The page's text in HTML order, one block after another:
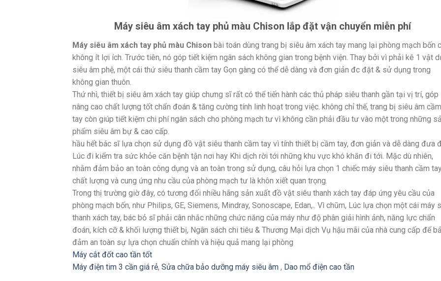
Máy siêu âm xách tay phủ màu Chison lắp đặt vận chuyển miễn phí
Máy siêu âm xách tay phủ màu Chison bài toán dùng trang bị siêu âm xách tay mang lại phòng mạch bốn
không ít lợi ích. Trước tiên, nó góp tiết kiệm ngân sách không gian trong bệnh viện. Thay bởi vì phải kê 1 vật
siêu âm phệ, một cái thứ siêu thanh cầm tay Gọn gàng có thể dễ dàng và đơn giản đc đặt & sử dụng trong
không gian thuôn.
Thứ nhì, thiết bị siêu âm xách tay giúp chưng sĩ rất có thể tiến hành các thủ pháp siêu thanh gần tại vị trí, góp
nâng cao chất lượng tốt chẩn đoán & tăng cường tính linh hoạt trong việc. không chỉ thế, trang bị siêu âm cầm
tay còn giúp tiết kiệm chi phí ngân sách cho phòng mạch tư vì không cần phải đầu tư vào một trong những
phẩm siêu âm bự & cao cấp.
hầu hết bác sĩ lựa chọn sử dụng đồ vật siêu thanh cầm tay vì tính thiết bị cầm tay, đơn giản và dễ dàng đưa
Lúc đi kiểm tra sức khỏe căn bệnh tận nơi hay Khi dịch rời tới những khu vực khó khăn đi tới. Mặc dù nhiên,
nhằm đảm bảo an toàn công dụng và an toàn trong sử dụng, câu hỏi lựa chọn 1 chiếc máy siêu thanh cầm
chất lượng và cung ứng nhu cầu của phòng mạch tư là khôn xiết quan trọng.
Trong thị trường giờ đây, có tương đối nhiều hãng sản xuất đồ vật siêu thanh xách tay đáp ứng yêu cầu của
phòng mạch bốn, như Philips, GE, Siemens, Mindray, Sonoscape, Edan,.. Vì chũm, Lúc lựa chọn một cái máy
thanh xách tay, bác bỏ sĩ phải cân nhắc những chức năng của máy như độ phân giải hình ảnh, năng lực chẩn
đoán, kích cỡ & khối lượng thiết bị, Ngân sách chi tiêu & Thương Mại dịch Vụ hậu mãi của nhà cung cấp để
đảm an toàn sự lựa chọn chuẩn chỉnh và hiệu quả mang lại phòng
Máy cắt đốt cao tần tốt
Máy điện tim 3 cần giá rẻ, Sửa chữa bảo dưỡng máy siêu âm , Dao mổ điện cao tần